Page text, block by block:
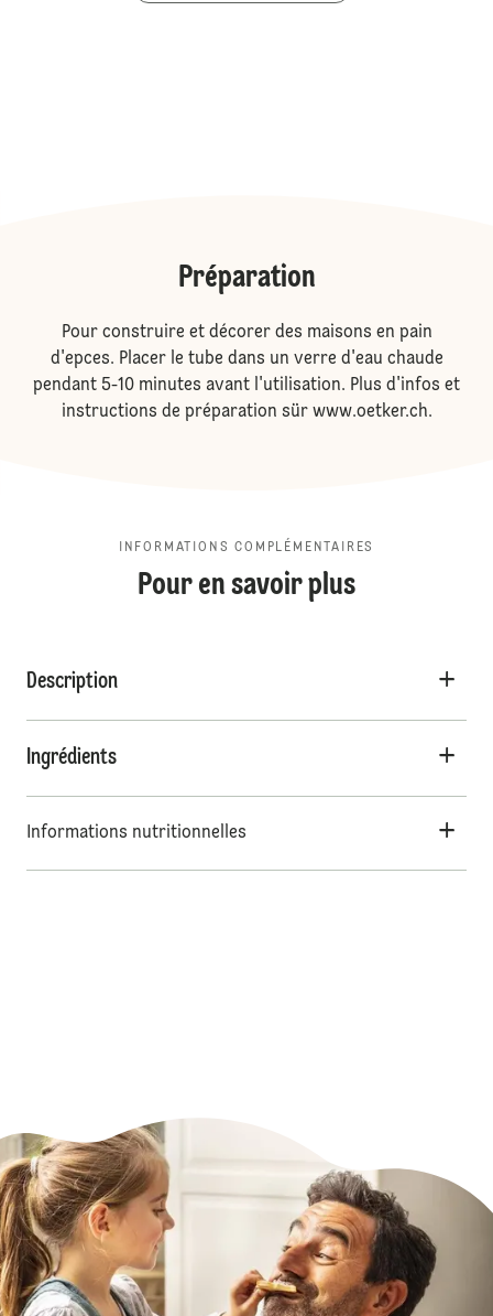
Préparation
Pour construire et décorer des maisons en pain
d'epces. Placer le tube dans un verre d'eau chaude
pendant 5-10 minutes avant l'utilisation. Plus d'infos et
instructions de préparation sür www.oetker.ch.
INFORMATIONS COMPLÉMENTAIRES
Pour en savoir plus
Description
Ingrédients
Informations nutritionnelles